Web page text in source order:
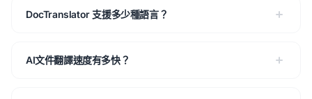
DocTranslator 支援多少種語言？
AI文件翻譯速度有多快？